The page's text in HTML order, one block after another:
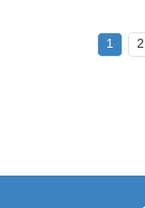
1 2